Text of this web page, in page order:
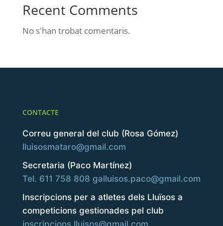
Recent Comments
No s'han trobat comentaris.
CONTACTE
Correu general del club (Rosa Gómez)
lluisosmataro@gmail.com
Secretaria (Paco Martínez)
Tel. 611 758 808 galluisos.paco@gmail.com
Inscripcions per a atletes dels Lluïsos a
competicions gestionades pel club
inscripcions.lluisos@gmail.com